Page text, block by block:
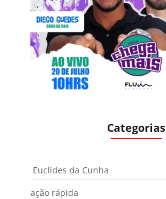
Categorias
Euclides da Cunha
ação rápida